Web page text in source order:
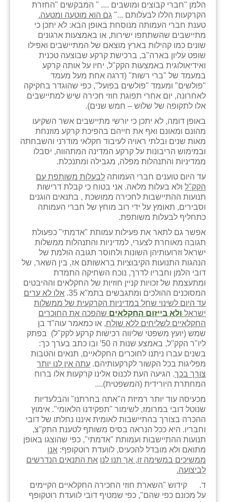
הלמן "חברי קבוצים ומושבים .... " המבקשים "החזרת
הקרקעות הללו לבעלותם ..." גם הוא מוטעה ומטעה.
טענת חברי העמותה מנוסחת באופן הבא: לא יתכן כי
מתיישבים שהשתתפו ישירות, או באמצעות ארגונים
שונים כמו קהילות בארץ מוצאם של המתיישבים ואפילו
שופט עליון בארה"ב, ברכישת קרקע שבוצעה טכנית
ואידיאולוגית באמצעות הקק"ל, יחיו על אותה קרקע
במעמד של "ברי רשות" (דרגה אחת מעל מעמד
"פולשים" ומעמד "פולשים בפועל", כפי שהוגדר בחקיקה
לאחרונה, יום אחרי תפוגת חוזי חכירה שיש למתיישבים
אלו לתקופה של שלוש – חמש שנים).
באופן דומה, לא יתכן כי יורשי מתיישבים אשר השקיעו
מהונם ומאונם ואף את חייהם בהפיכת קרקע מוזנחת
מאות שנים ובלתי ראויה לעיבוד חקלאי מודרני והשבחתה
ובמימוש הריבונות על קרקע המדינה המתהווה, יסבלו
ממדיניות והתנהלות מפלה, מגבילה ומתנכלת.
עד היום טוענים חברי העמותה לבעלות משותפת עם
הקק"ל ולא בעלות מלאה. אני בטוח כי קבלת דרישות
תנועות ההתיישבות לחכירה ממושכת , בתנאים הוגנים
וסבירים, תאומץ על ידי רוב מוחץ של חברי העמותה
כתחליף לבעלות משותפת.
אפשר גם לתאר את פעילות עמותת "אדמתי" כפעולת
תגובה מאוחרת לצערי, למדיניות והתנהלות ממשלות
ישראל וזרועותיהן השונות ולחוסר תגובה הולמת של
הנהגות התנועות הקיבוציות בראשותם אז, בין השאר, של
דובי הלמן וחבריו לדרך, נוכח השחיקה התמדת
ומתעצמת של זכויות קניין חוזיות של החקלאים וההיבטים
המסוכנים ההולכים ומתגבשים בתמ"א 35.
אלו לא ערים
עד היום לשינוי שחל במדיניות הקרקעית של ממשלות
ישראל ולא בייזום החקלאים שהפכה את החוכרים
החקלאיים לשליחים ללא שולח, או כמאמר עוה"ד בן
שמש (יועץ משפטי שליווה רכישות קרקע לקק"ל) בפתק
ליו"ר הקק"ל, באמצע שנות ה 50' ובו כתב בערך כך:
בשנים עברו ניתנו לחוכרים החקלאיים, תנאים והטבות
מפליגות בכל הקשור לקרקעותיהם. עתה אין לנו יותר
צורך בכך. הגיעה העת לכנוס אלינו קרקעות אלו ברוח
המחתרת היורידית (המשפטית)....
מכעיסה עוד יותר רמיזת ה"אתה בחרתנו" והבלעדיות
שנוטל דובי במרומז, לשימור "תפקידנו הלאומי". אימוץ
ההכרה בצורך בהתיישבות לאומית איננו נחלתו של דובי
וחבריו. היא ככל הנראה בסיס משותף לטענת התק"צ,
תנועות ההתיישבות ועמותת "אדמתי", כפי שהוצגו באופן
מתואם ולא מובדל להכעיס, לוועדת רוטקופף: אנו
ממשיכים במשימה זו, אך תנו לנו את התנאים הנדרשים
לביצועה.
ד. קידוש "השארת חוזי החכירה החקלאיים הקיימים
על מכונם כפי שהם", כפי שמטיף דובי לוועדת רוטקופף
רימונים
רמות השבים
רמת הדר
שבי ציון
שדה ורבורג
שדה צבי
שדמה
שכניה
בוסתן הגליל